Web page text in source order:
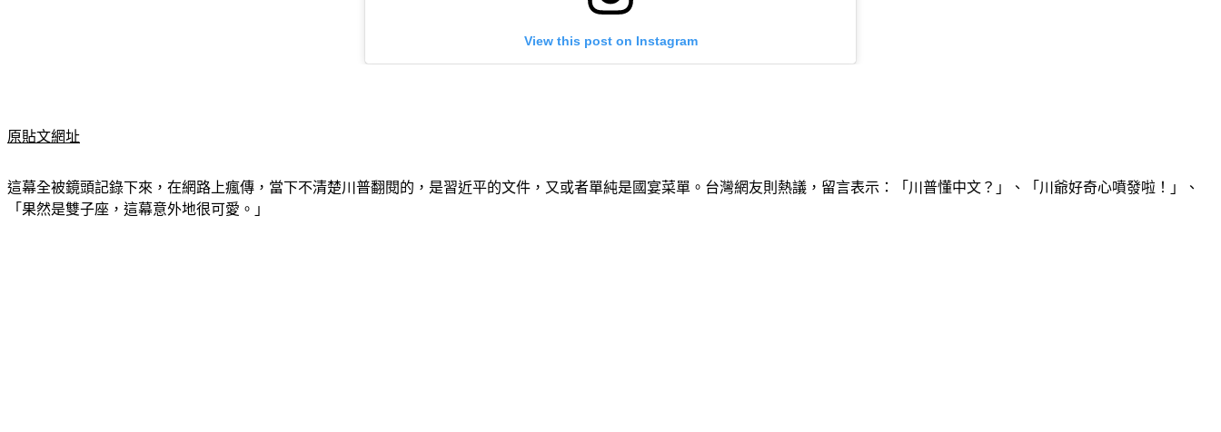
View this post on Instagram
原貼文網址
這幕全被鏡頭記錄下來，在網路上瘋傳，當下不清楚川普翻閱的，是習近平的文件，又或者單純是國宴菜單。台灣網友則熱議，留言表示：「川普懂中文？」、「川爺好奇心噴發啦！」、
「果然是雙子座，這幕意外地很可愛。」